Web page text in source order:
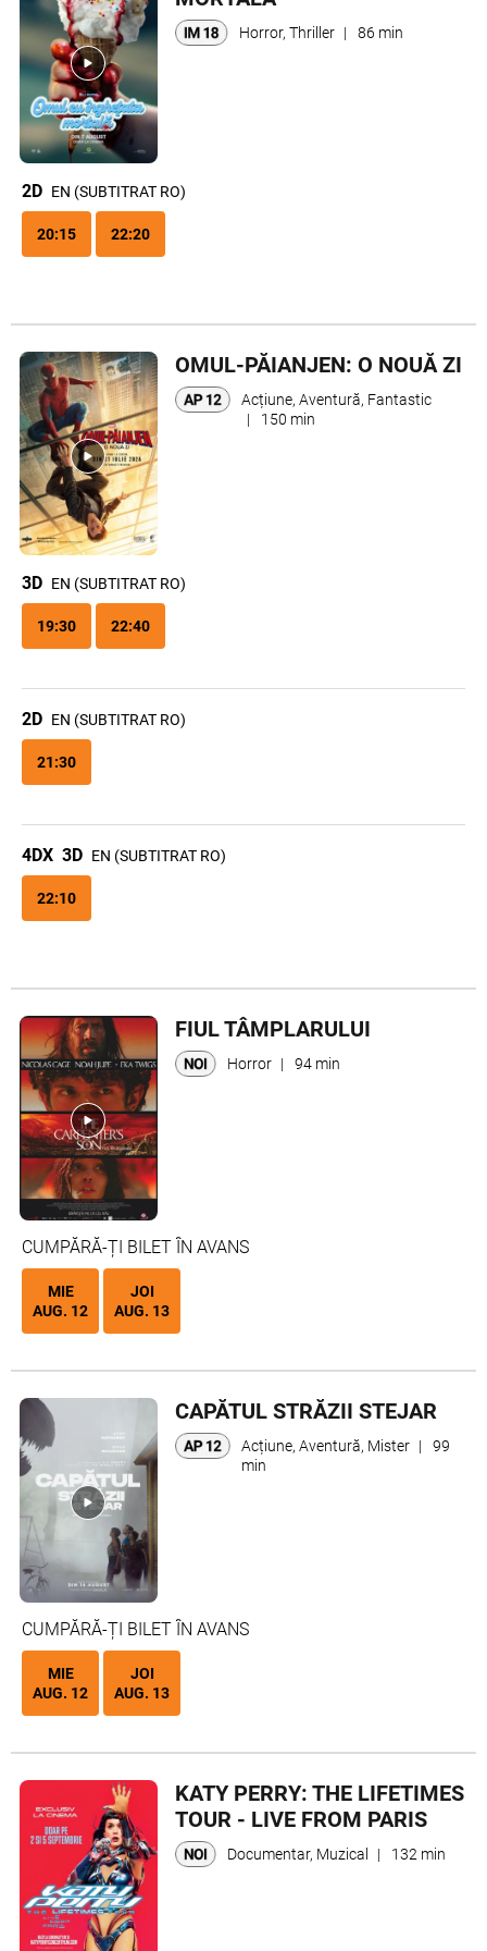
Horror, Thriller | 86 min
2D EN (SUBTITRAT RO)
20:15 22:20
OMUL-PĂIANJEN: O NOUĂ ZI
Acțiune, Aventură, Fantastic
|
150 min
3D EN (SUBTITRAT RO)
19:30 22:40
2D EN (SUBTITRAT RO)
21:30
4DX 3D EN (SUBTITRAT RO)
22:10
FIUL TÂMPLARULUI
Horror | 94 min
CUMPĂRĂ-ȚI BILET ÎN AVANS
MIE
AUG. 12
JOI
AUG. 13
CAPĂTUL STRĂZII STEJAR
Acțiune, Aventură, Mister |
99
min
CUMPĂRĂ-ȚI BILET ÎN AVANS
MIE
AUG. 12
JOI
AUG. 13
KATY PERRY: THE LIFETIMES
TOUR - LIVE FROM PARIS
Documentar, Muzical | 132 min